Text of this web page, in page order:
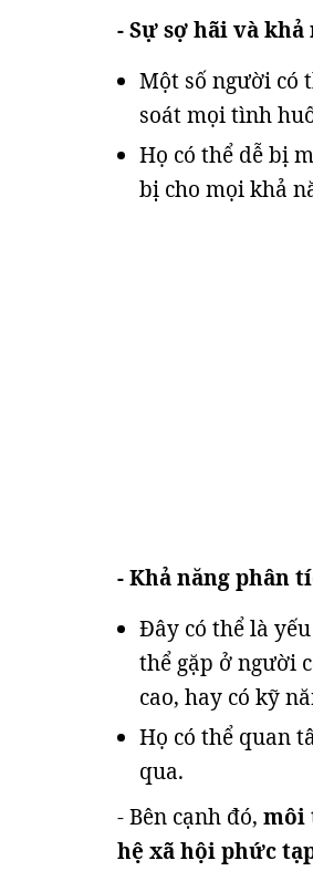
- Sự sợ hãi và
Một số người có
soát mọi tình
Họ có thể dễ bị
bị cho mọi khả
- Khả năng phân
Đây có thể là
thể gặp ở người
cao, hay có kỹ
Họ có thể quan
qua.
- Bên cạnh đó, môi
hệ xã hội phức